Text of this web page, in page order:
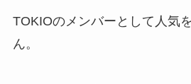
TOKIOのメンバーとして人気
ん。